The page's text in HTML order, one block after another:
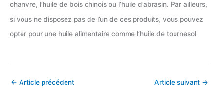
chanvre, l’huile de bois chinois ou l’huile d’abrasin. Par ailleurs,
si vous ne disposez pas de l’un de ces produits, vous pouvez
opter pour une huile alimentaire comme l’huile de tournesol.
← Article précédent Article suivant →